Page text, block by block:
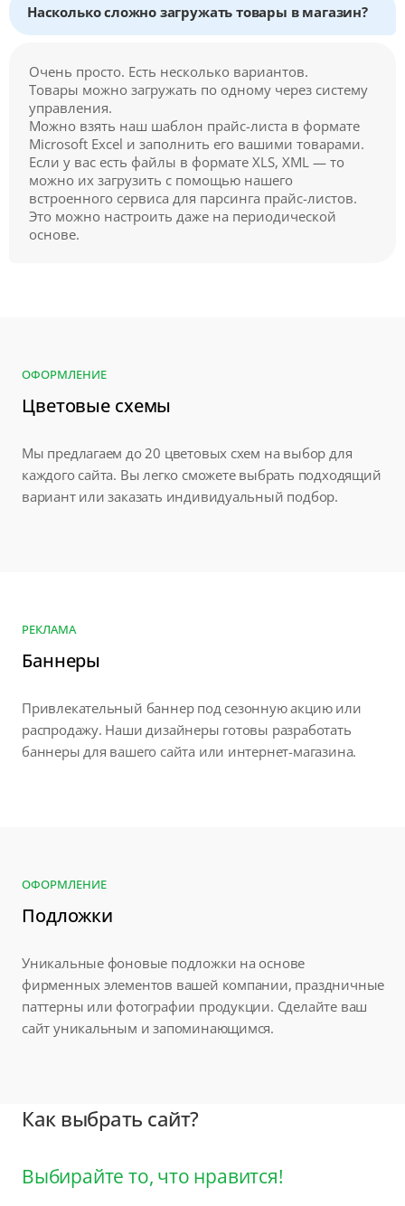
Насколько сложно загружать товары в магазин?
Очень просто. Есть несколько вариантов.
Товары можно загружать по одному через систему
управления.
Можно взять наш шаблон прайс-листа в формате
Microsoft Excel и заполнить его вашими товарами.
Если у вас есть файлы в формате XLS, XML — то
можно их загрузить с помощью нашего
встроенного сервиса для парсинга прайс-листов.
Это можно настроить даже на периодической
основе.
ОФОРМЛЕНИЕ
Цветовые схемы
Мы предлагаем до 20 цветовых схем на выбор для
каждого сайта. Вы легко сможете выбрать подходящий
вариант или заказать индивидуальный подбор.
РЕКЛАМА
Баннеры
Привлекательный баннер под сезонную акцию или
распродажу. Наши дизайнеры готовы разработать
баннеры для вашего сайта или интернет-магазина.
ОФОРМЛЕНИЕ
Подложки
Уникальные фоновые подложки на основе
фирменных элементов вашей компании, праздничные
паттерны или фотографии продукции. Сделайте ваш
сайт уникальным и запоминающимся.
Как выбрать сайт?
Выбирайте то, что нравится!